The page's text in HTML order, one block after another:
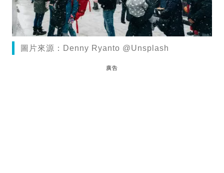
圖片來源：Denny Ryanto @Unsplash
廣告